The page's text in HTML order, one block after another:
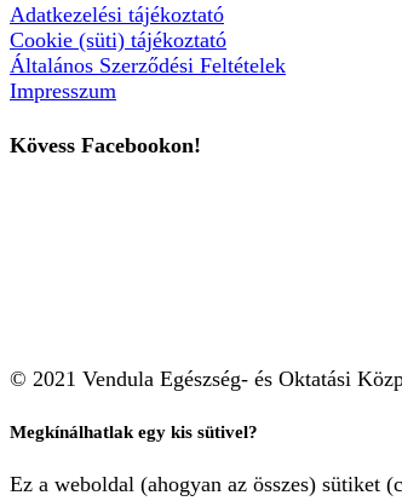
Adatkezelési tájékoztató
Cookie (süti) tájékoztató
Általános Szerződési Feltételek
Impresszum
Kövess Facebookon!
© 2021 Vendula Egészség- és Oktatási
Megkínálhatlak egy kis sütivel?
Ez a weboldal (ahogyan az összes) sütiket